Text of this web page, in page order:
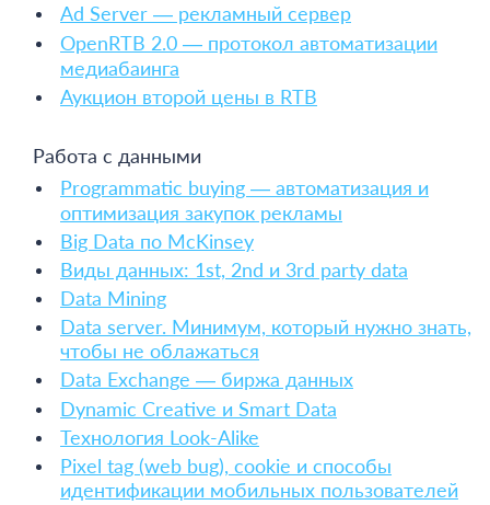
Ad Server — рекламный сервер
OpenRTB 2.0 — протокол автоматизации
медиабаинга
Аукцион второй цены в RTB
Работа с данными
Programmatic buying — автоматизация и
оптимизация закупок рекламы
Big Data по McKinsey
Виды данных: 1st, 2nd и 3rd party data
Data Mining
Data server. Минимум, который нужно знать,
чтобы не облажаться
Data Exchange — биржа данных
Dynamic Creative и Smart Data
Технология Look-Alike
Pixel tag (web bug), cookie и способы
идентификации мобильных пользователей